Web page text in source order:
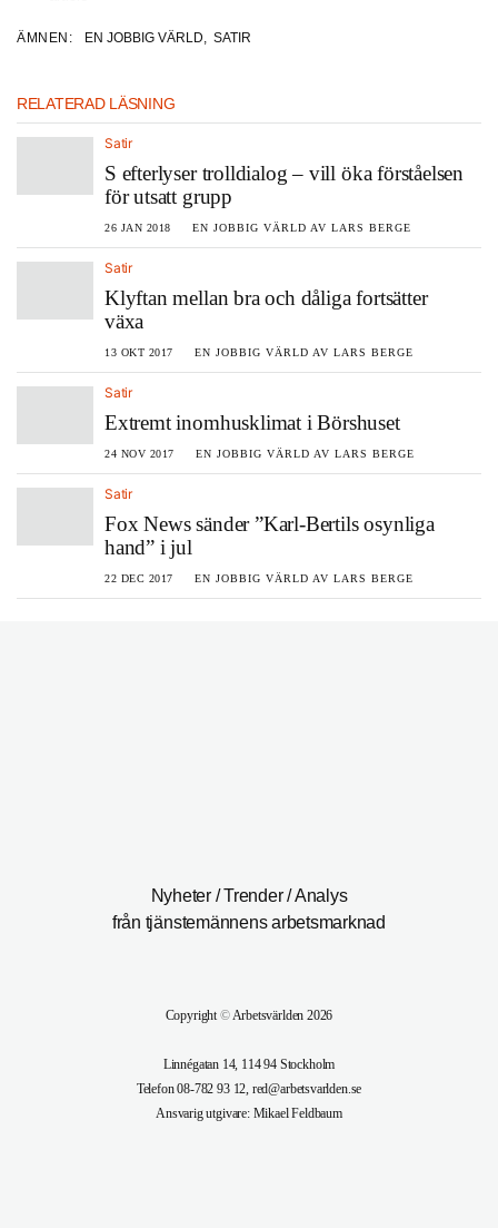
ÄMNEN: EN JOBBIG VÄRLD, SATIR
RELATERAD LÄSNING
Satir
S efterlyser trolldialog – vill öka förståelsen
för utsatt grupp
26 JAN 2018 EN JOBBIG VÄRLD AV LARS BERGE
Satir
Klyftan mellan bra och dåliga fortsätter
växa
13 OKT 2017 EN JOBBIG VÄRLD AV LARS BERGE
Satir
Extremt inomhusklimat i Börshuset
24 NOV 2017 EN JOBBIG VÄRLD AV LARS BERGE
Satir
Fox News sänder ”Karl-Bertils osynliga
hand” i jul
22 DEC 2017 EN JOBBIG VÄRLD AV LARS BERGE
Nyheter / Trender / Analys
från tjänstemännens arbetsmarknad
Copyright©Arbetsvärlden 2026
Linnégatan 14, 114 94 Stockholm
Telefon 08-782 93 12, red@arbetsvarlden.se
Ansvarig utgivare: Mikael Feldbaum